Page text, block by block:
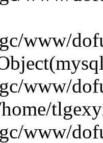
www/
www/
www/